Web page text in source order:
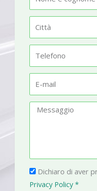
m
t
à
l
fm
a
g
g
P
r
Dichiaro di aver
Privacy Policy *